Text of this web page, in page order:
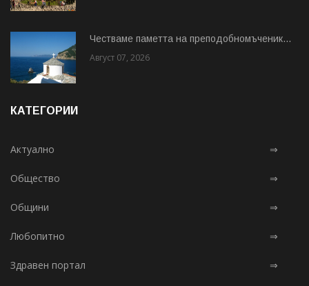
Честваме паметта на преподобномъченик...
Август 07, 2026
КАТЕГОРИИ
Актуално ⇒
Общество ⇒
Общини ⇒
Любопитно ⇒
Здравен портал ⇒